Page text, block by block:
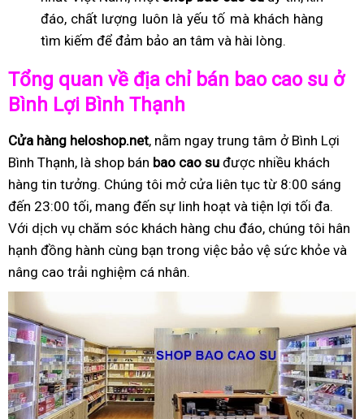
đáo, chất lượng luôn là yếu tố mà khách hàng
tìm kiếm để đảm bảo an tâm và hài lòng.
Tổng quan về địa chỉ bán bao cao su ở
Bình Lợi Bình Thạnh
Cửa hàng heloshop.net, nằm ngay trung tâm ở Bình Lợi
Bình Thạnh, là shop bán bao cao su được nhiều khách
hàng tin tưởng. Chúng tôi mở cửa liên tục từ 8:00 sáng
đến 23:00 tối, mang đến sự linh hoạt và tiện lợi tối đa.
Với dịch vụ chăm sóc khách hàng chu đáo, chúng tôi hân
hạnh đồng hành cùng bạn trong việc bảo vệ sức khỏe và
nâng cao trải nghiệm cá nhân.